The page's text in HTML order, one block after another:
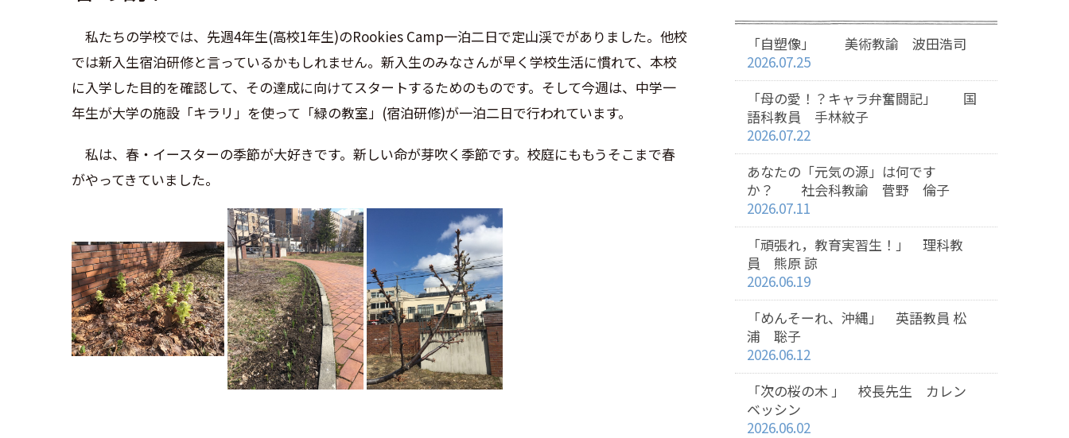
私たちの学校では、先週4年生(高校1年生)のRookies Camp一泊二日で定山渓でがありました。他校
では新入生宿泊研修と言っているかもしれません。新入生のみなさんが早く学校生活に慣れて、本校
に入学した目的を確認して、その達成に向けてスタートするためのものです。そして今週は、中学一
年生が大学の施設 「キラリ」を使って「緑の教室」(宿泊研修)が一泊二日で行われています。
私は、春・イースターの季節が大好きです。新しい命が芽吹く季節です。校庭にももうそこまで春
がやってきていました。
「自塑像」 美術教諭 波田浩司
2026.07.25
「母の愛！？キャラ弁奮闘記」 国
語科教員 手林紋子
2026.07.22
あなたの「元気の源」は何です
か？ 社会科教諭 菅野 倫子
2026.07.11
「頑張れ，教育実習生！」 理科教
員 熊原 諒
2026.06.19
「めんそーれ、沖縄」 英語教員 松
浦 聡子
2026.06.12
「次の桜の木 」 校長先生 カレン
ベッシン
2026.06.02